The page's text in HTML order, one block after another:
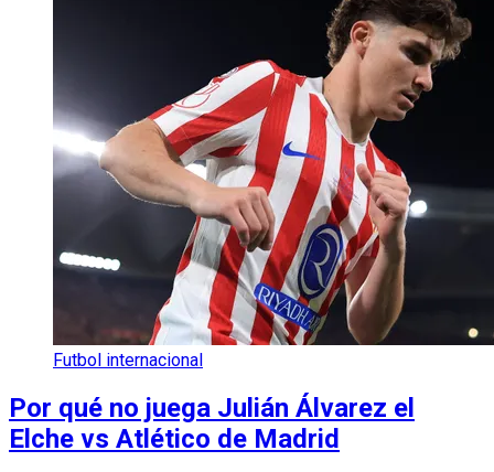
Futbol internacional
Por qué no juega Julián Álvarez el
Elche vs Atlético de Madrid